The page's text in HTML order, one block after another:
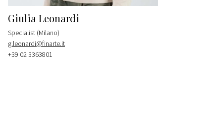
Giulia Leonardi
Specialist (Milano)
g.leonardi@finarte.it
+39 02 3363801